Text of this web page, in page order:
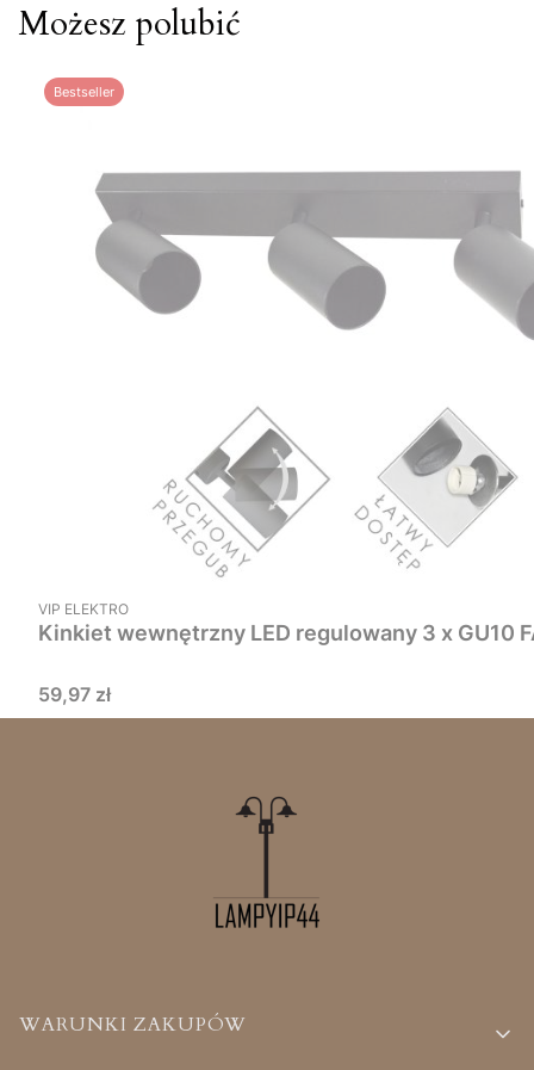
Możesz polubić
Bestseller
PRODUCENT
VIP ELEKTRO
Cena
59,97 zł
Linki w stopce
WARUNKI ZAKUPÓW